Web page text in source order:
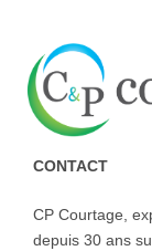
CONTACT
CP Courtage,
depuis 30 ans